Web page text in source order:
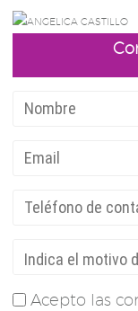
Acepto las